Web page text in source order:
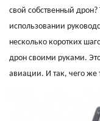
свой собственный дрон?
использовании
несколько коротких
дрон своими руками.
авиации. И так, чего же